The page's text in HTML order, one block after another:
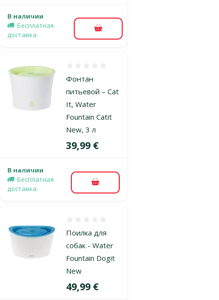
В наличии
Бесплатная
доставка
В корзину
Фонтан
питьевой – Cat
It, Water
Fountain Catit
New, 3 л
Цена
39,99 €
В наличии
Бесплатная
доставка
В корзину
Поилка для
собак - Water
Fountain Dogit
New
Цена
49,99 €